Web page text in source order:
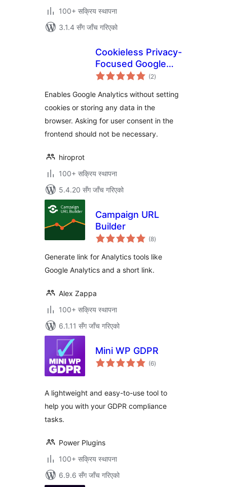
100+ सक्रिय स्थापना
3.1.4 सँग जाँच गरिएको
Cookieless Privacy-
Focused Google
Analytics
(2कुल
रेटिङ्गहरू
)
Enables Google Analytics without setting
cookies or storing any data in the
browser. Asking for user consent in the
frontend should not be necessary.
hiroprot
100+ सक्रिय स्थापना
5.4.20 सँग जाँच गरिएको
Campaign URL
Builder
(8कुल
रेटिङ्गहरू
)
Generate link for Analytics tools like
Google Analytics and a short link.
Alex Zappa
100+ सक्रिय स्थापना
6.1.11 सँग जाँच गरिएको
Mini WP GDPR
(6कुल
रेटिङ्गहरू
)
A lightweight and easy-to-use tool to
help you with your GDPR compliance
tasks.
Power Plugins
100+ सक्रिय स्थापना
6.9.6 सँग जाँच गरिएको